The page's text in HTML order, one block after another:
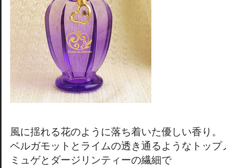
風に揺れる花のように落ち着いた優しい香り。
ベルガモットとライムの透き通るようなトップ
ミュゲとダージリンティーの繊細で